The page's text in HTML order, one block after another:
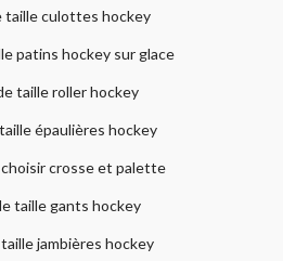
taille culottes hockey
patins hockey sur glace
taille roller hockey
épaulières hockey
crosse et palette
taille gants hockey
jambières hockey